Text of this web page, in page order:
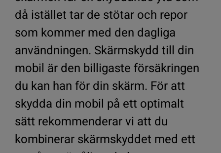
då istället tar de stötar och repor
som kommer med den dagliga
användningen. Skärmskydd till din
mobil är den billigaste försäkringen
du kan han för din skärm. För att
skydda din mobil på ett optimalt
sätt rekommenderar vi att du
kombinerar skärmskyddet med ett